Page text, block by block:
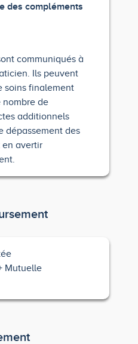
des compléments
communiqués à
Ils peuvent
soins finalement
nombre de
additionnels
dépassement des
avertir
Mutuelle